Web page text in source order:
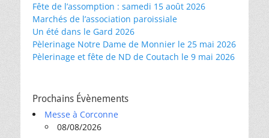
Fête de l’assomption : samedi 15 août 2026
Marchés de l’association paroissiale
Un été dans le Gard 2026
Pèlerinage Notre Dame de Monnier le 25 mai 2026
Pèlerinage et fête de ND de Coutach le 9 mai 2026
Prochains Évènements
Messe à Corconne
08/08/2026